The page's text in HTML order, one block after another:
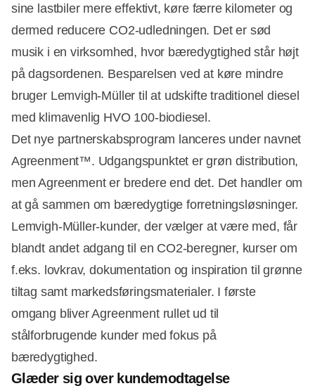
sine lastbiler mere effektivt, køre færre kilometer og
dermed reducere CO2-udledningen. Det er sød
musik i en virksomhed, hvor bæredygtighed står højt
på dagsordenen. Besparelsen ved at køre mindre
bruger Lemvigh-Müller til at udskifte traditionel diesel
med klimavenlig HVO 100-biodiesel.
Det nye partnerskabsprogram lanceres under navnet
Agreenment™. Udgangspunktet er grøn distribution,
men Agreenment er bredere end det. Det handler om
at gå sammen om bæredygtige forretningsløsninger.
Lemvigh-Müller-kunder, der vælger at være med, får
blandt andet adgang til en CO2-beregner, kurser om
f.eks. lovkrav, dokumentation og inspiration til grønne
tiltag samt markedsføringsmaterialer. I første
omgang bliver Agreenment rullet ud til
stålforbrugende kunder med fokus på
bæredygtighed.
Glæder sig over kundemodtagelse